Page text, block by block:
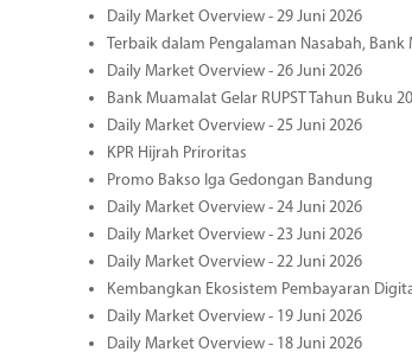
Daily Market Overview - 29 Juni 2026
Terbaik dalam Pengalaman Nasabah,
Daily Market Overview - 26 Juni 2026
Bank Muamalat Gelar RUPST Tahun Buku
Daily Market Overview - 25 Juni 2026
KPR Hijrah Priroritas
Promo Bakso Iga Gedongan Bandung
Daily Market Overview - 24 Juni 2026
Daily Market Overview - 23 Juni 2026
Daily Market Overview - 22 Juni 2026
Kembangkan Ekosistem Pembayaran
Daily Market Overview - 19 Juni 2026
Daily Market Overview - 18 Juni 2026